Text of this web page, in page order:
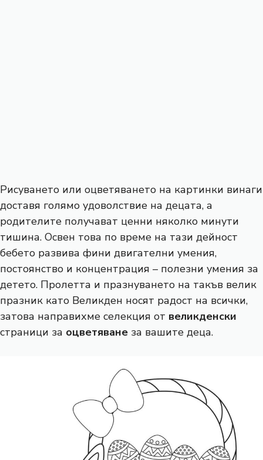
Рисуването или оцветяването на картинки винаги
доставя голямо удоволствие на децата, а
родителите получават ценни няколко минути
тишина. Освен това по време на тази дейност
бебето развива фини двигателни умения,
постоянство и концентрация – полезни умения за
детето. Пролетта и празнуването на такъв велик
празник като Великден носят радост на всички,
затова направихме селекция от великденски
страници за оцветяване за вашите деца.